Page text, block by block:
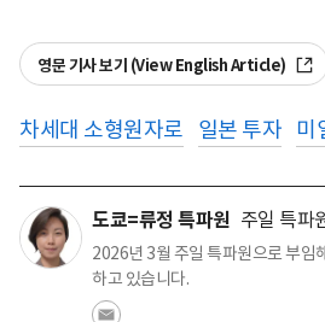
영문 기사 보기 (View English Article)
차세대 소형원자로 일본 투자 미
도쿄=류정 특파원 주일 특파
2026년 3월 주일 특파원으로 부임
하고 있습니다.